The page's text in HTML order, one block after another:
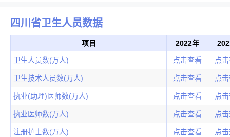
四川省卫生人员数据
项目 2022年
卫生人员数(万人) 点击查看 点
卫生技术人员数(万人) 点击查看 点
执业(助理)医师数(万人) 点击查看 点
执业医师数(万人) 点击查看 点
注册护士数(万人) 点击查看 点